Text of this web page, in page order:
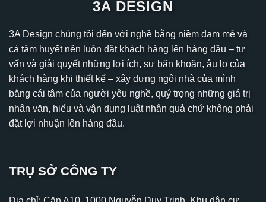
3A DESIGN
3A Design chúng tôi đến với nghề bằng niềm đam mê và
cả tâm huyết nên luôn đặt khách hàng lên hàng đầu – tư
vấn và giải quyết những lợi ích, sự băn khoăn, âu lo của
khách hàng khi thiết kế – xây dựng ngôi nhà của mình
bằng cái tâm của người yêu nghề, quý trọng những giá trị
nhân văn, hiểu và vận dụng luật nhân quả chứ không phải
đặt lợi nhuận lên hàng đầu.
TRỤ SỞ CÔNG TY